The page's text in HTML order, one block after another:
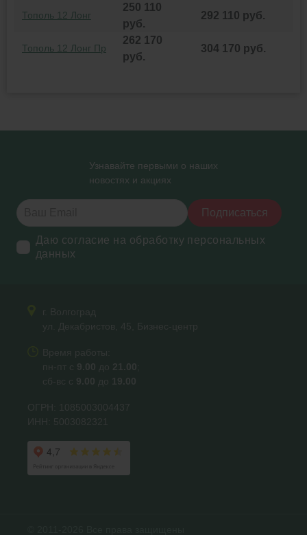
Тополь 12 Лонг
250 110
руб.
292 110 руб.
Тополь 12 Лонг Пр
262 170
руб.
304 170 руб.
Узнавайте первыми о наших
новостях и акциях
Подписаться
Даю согласие на обработку персональных
данных